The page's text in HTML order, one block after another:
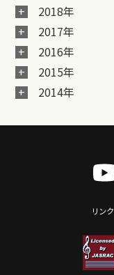
2018年
2017年
2016年
2015年
2014年
リンク